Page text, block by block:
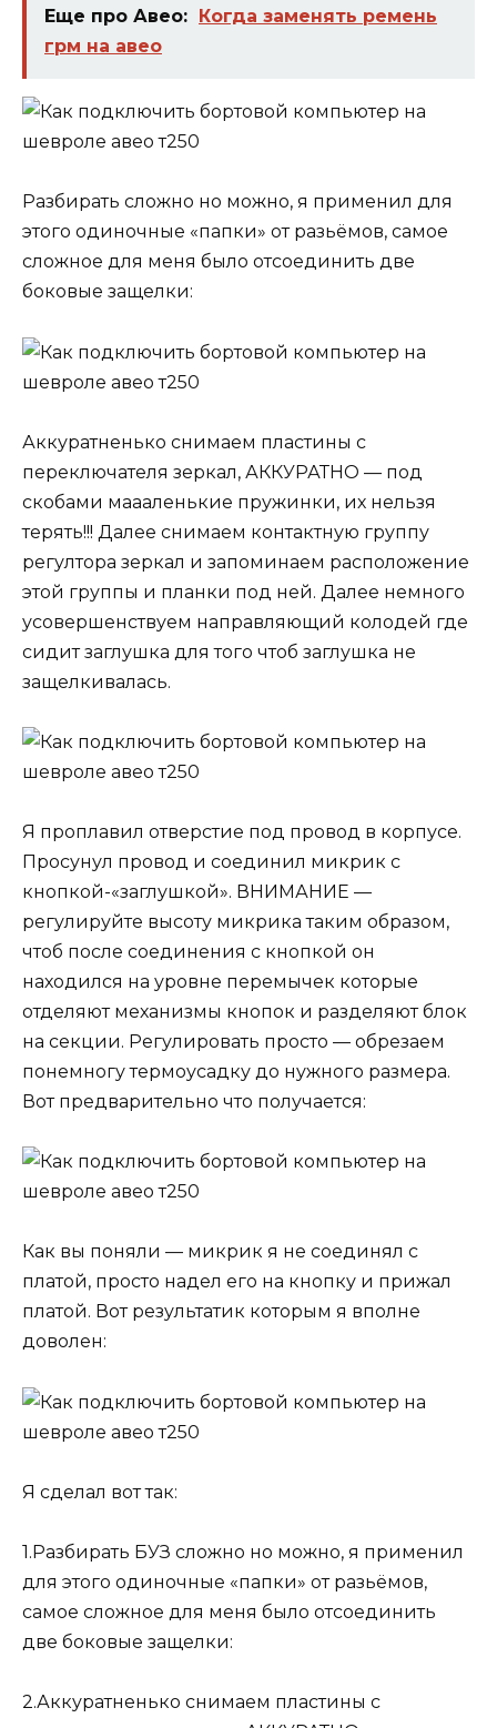
Еще про Авео: Когда заменять ремень
грм на авео
Разбирать сложно но можно, я применил для
этого одиночные «папки» от разьёмов, самое
сложное для меня было отсоединить две
боковые защелки:
Аккуратненько снимаем пластины с
переключателя зеркал, АККУРАТНО — под
скобами маааленькие пружинки, их нельзя
терять!!! Далее снимаем контактную группу
регултора зеркал и запоминаем расположение
этой группы и планки под ней. Далее немного
усовершенствуем направляющий колодей где
сидит заглушка для того чтоб заглушка не
защелкивалась.
Я проплавил отверстие под провод в корпусе.
Просунул провод и соединил микрик с
кнопкой-«заглушкой». ВНИМАНИЕ —
регулируйте высоту микрика таким образом,
чтоб после соединения с кнопкой он
находился на уровне перемычек которые
отделяют механизмы кнопок и разделяют блок
на секции. Регулировать просто — обрезаем
понемногу термоусадку до нужного размера.
Вот предварительно что получается:
Как вы поняли — микрик я не соединял с
платой, просто надел его на кнопку и прижал
платой. Вот результатик которым я вполне
доволен:
Я сделал вот так:
1.Разбирать БУЗ сложно но можно, я применил
для этого одиночные «папки» от разьёмов,
самое сложное для меня было отсоединить
две боковые защелки:
2.Аккуратненько снимаем пластины с